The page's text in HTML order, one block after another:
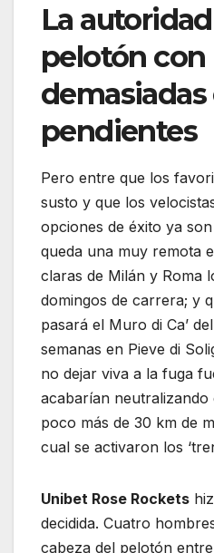
La
pelotón con
pendientes
Pero entre que los
susto y que los
opciones de éxito ya
queda una muy remota
claras de Milán y Roma
domingos de carrera; y
pasará el Muro di Ca’
semanas en Pieve di
no dejar viva a la fuga
acabarían neutralizando
poco más de 30 km de
cual se activaron los
Unibet Rose Rockets
decidida. Cuatro
cabeza del pelotón